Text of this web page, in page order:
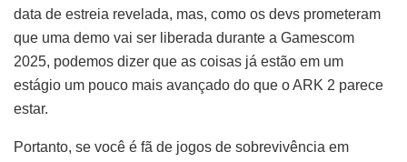
data de estreia revelada, mas, como os devs prometeram
que uma demo vai ser liberada durante a Gamescom
2025, podemos dizer que as coisas já estão em um
estágio um pouco mais avançado do que o ARK 2 parece
estar.
Portanto, se você é fã de jogos de sobrevivência em